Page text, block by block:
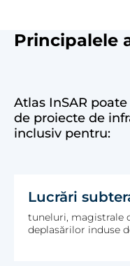
Principalele
Atlas InSAR
de proiecte de
inclusiv pentru:
Lucrări
tuneluri, magistrale
deplasărilor induse